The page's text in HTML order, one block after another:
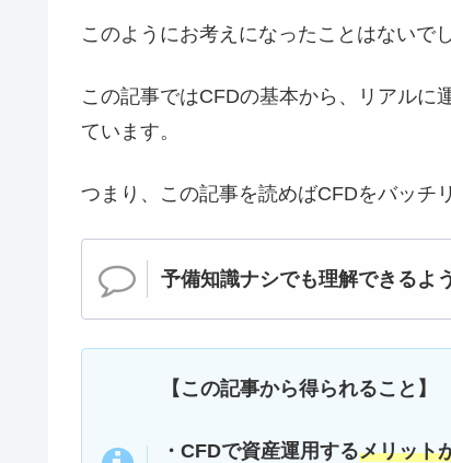
このようにお考えになったことはないで
この記事ではCFDの基本から、リアルに
ています。
つまり、この記事を読めばCFDをバッチ
予備知識ナシでも理解できるよ
【この記事から得られること】
・CFDで資産運用するメリット